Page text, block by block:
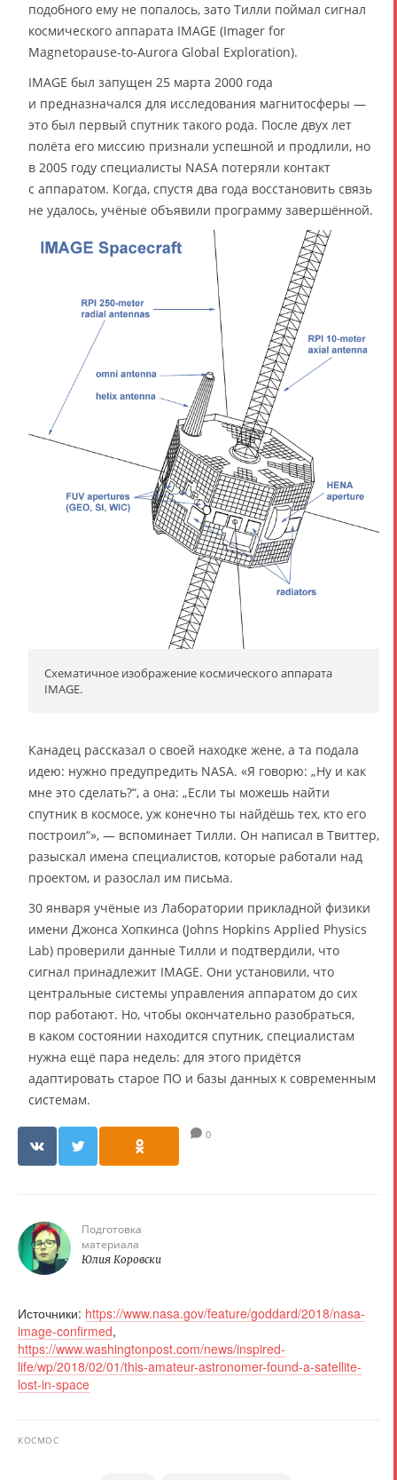
подобного ему не попалось, зато Тилли поймал сигнал
космического аппарата IMAGE (Imager for
Magnetopause-to-Aurora Global Exploration).
IMAGE был запущен 25 марта 2000 года
и предназначался для исследования магнитосферы —
это был первый спутник такого рода. После двух лет
полёта его миссию признали успешной и продлили, но
в 2005 году специалисты NASA потеряли контакт
с аппаратом. Когда, спустя два года восстановить связь
не удалось, учёные объявили программу завершённой.
Схематичное изображение космического аппарата
IMAGE.
Канадец рассказал о своей находке жене, а та подала
идею: нужно предупредить NASA. «Я говорю: „Ну и как
мне это сделать?“, а она: „Если ты можешь найти
спутник в космосе, уж конечно ты найдёшь тех, кто его
построил“», — вспоминает Тилли. Он написал в Твиттер,
разыскал имена специалистов, которые работали над
проектом, и разослал им письма.
30 января учёные из Лаборатории прикладной физики
имени Джонса Хопкинса (Johns Hopkins Applied Physics
Lab) проверили данные Тилли и подтвердили, что
сигнал принадлежит IMAGE. Они установили, что
центральные системы управления аппаратом до сих
пор работают. Но, чтобы окончательно разобраться,
в каком состоянии находится спутник, специалистам
нужна ещё пара недель: для этого придётся
адаптировать старое ПО и базы данных к современным
системам.
0
Подготовка
материала
Юлия Коровски
Источники: https://www.nasa.gov/feature/goddard/2018/nasa-
image-confirmed,
https://www.washingtonpost.com/news/inspired-
life/wp/2018/02/01/this-amateur-astronomer-found-a-satellite-
lost-in-space
КОСМОС